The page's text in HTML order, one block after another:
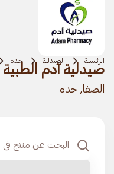
الرئيسية الصيدلية جده
صيدلية آدم الطبية
الصفا, جده